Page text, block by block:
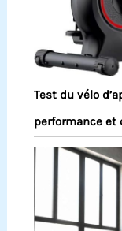
Test du vélo
performance et